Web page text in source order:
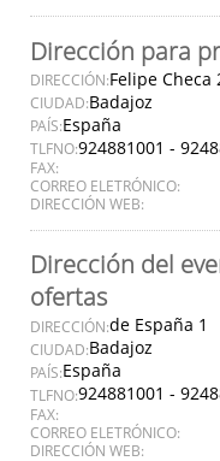
Dirección para
DIRECCIÓN:Felipe Checa
CIUDAD:Badajoz
PAÍS:España
TLFNO:924881001 -
FAX:
CORREO ELETRÓNICO:
DIRECCIÓN WEB:
Dirección del
ofertas
DIRECCIÓN:de España 1
CIUDAD:Badajoz
PAÍS:España
TLFNO:924881001 -
FAX:
CORREO ELETRÓNICO:
DIRECCIÓN WEB: